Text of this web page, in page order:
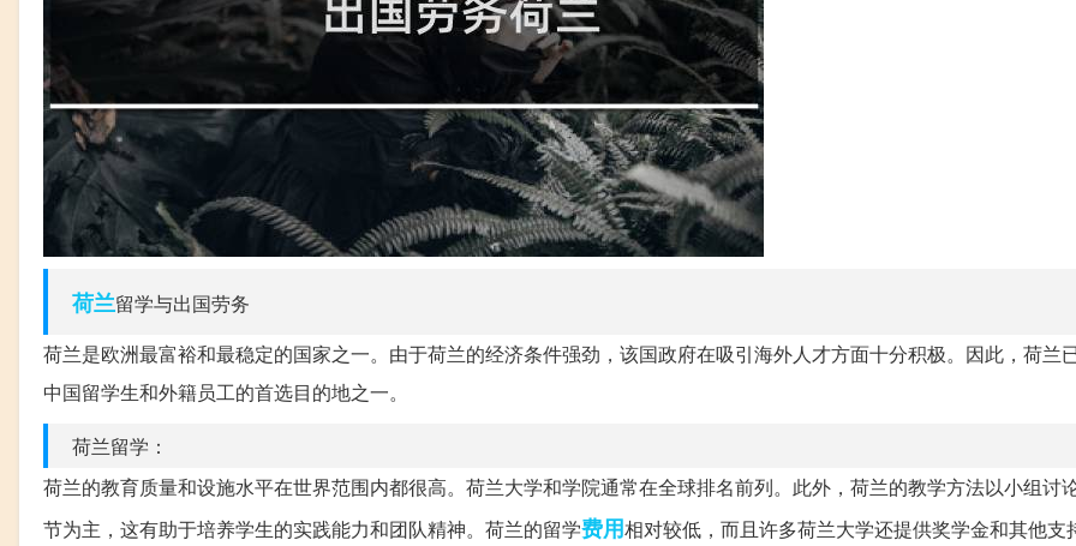
荷兰留学与出国劳务
荷兰是欧洲最富裕和最稳定的国家之一。由于荷兰的经济条件强劲，该国政府在吸引海外人才方面十分积极。因此，荷兰
中国留学生和外籍员工的首选目的地之一。
荷兰留学：
荷兰的教育质量和设施水平在世界范围内都很高。荷兰大学和学院通常在全球排名前列。此外，荷兰的教学方法以小组讨
节为主，这有助于培养学生的实践能力和团队精神。荷兰的留学费用相对较低，而且许多荷兰大学还提供奖学金和其他支